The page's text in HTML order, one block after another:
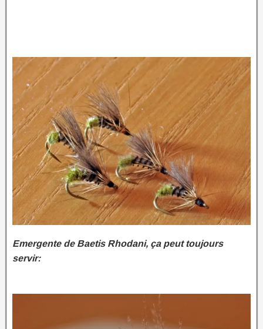
Emergente de Baetis Rhodani, ça peut toujours
servir: